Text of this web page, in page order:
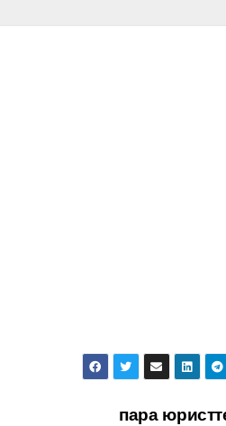
пара